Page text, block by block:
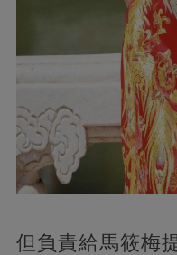
但負責給馬筱梅